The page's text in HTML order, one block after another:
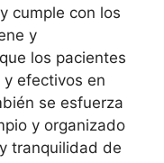
cumple con los
y
los pacientes
efectivos en
se esfuerza
y organizado
tranquilidad de